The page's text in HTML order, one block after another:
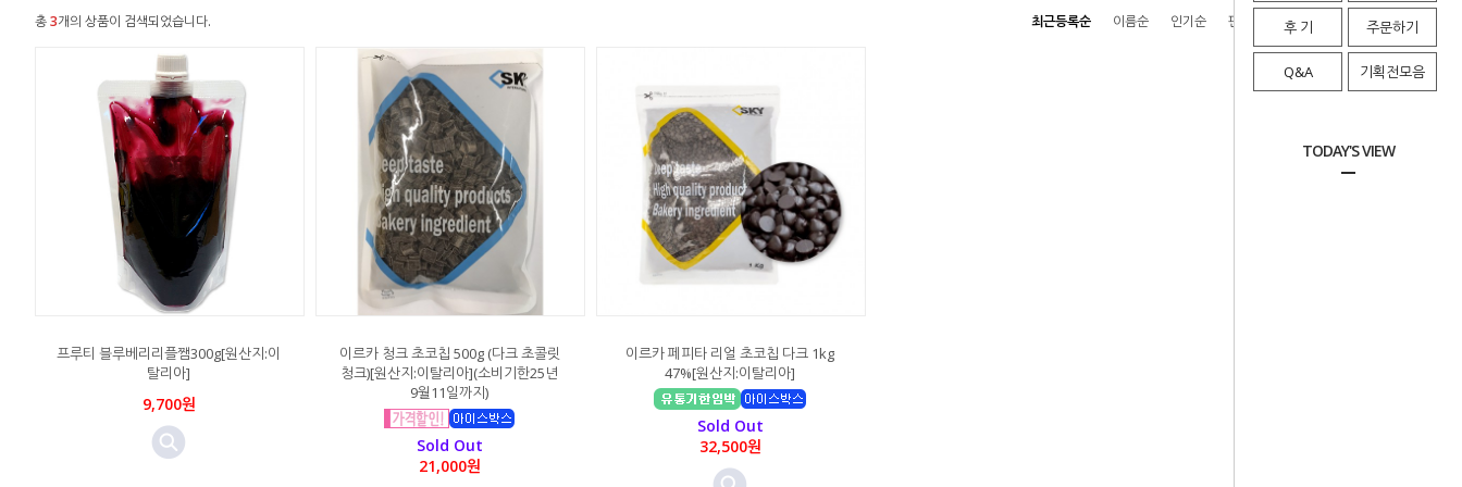
후 기 주문하기
Q&A 기획전모음
TODAY'S VIEW
총3개의 상품이 검색되었습니다. 최근등록순 이름순 인기순 판매순 높은가격순 낮은가격순
프루티 블루베리리플쨈300g[원산지:이
탈리아]
9,700원
이르카 청크 초코칩 500g (다크 초콜릿
청크)[원산지:이탈리아](소비기한25년
9월11일까지)
Sold Out
21,000원
이르카 페피타 리얼 초코칩 다크 1kg
47%[원산지:이탈리아]
Sold Out
32,500원